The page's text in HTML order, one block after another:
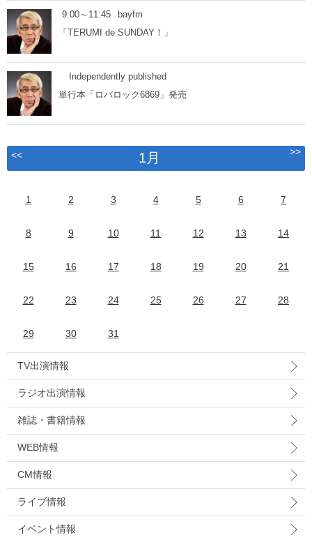
9:00～11:45
bayfm
「TERUMI de SUNDAY！」
Independently published
単行本「ロバロック6869」発売
<< 1月 >>
1 2 3 4 5 6 7
8 9 10 11 12 13 14
15 16 17 18 19 20 21
22 23 24 25 26 27 28
29 30 31
TV出演情報
ラジオ出演情報
雑誌・書籍情報
WEB情報
CM情報
ライブ情報
イベント情報